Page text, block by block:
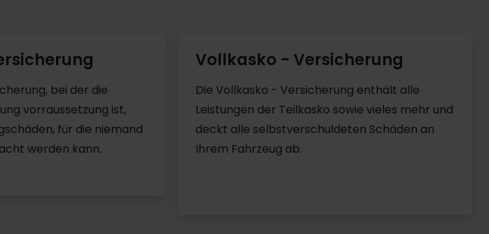
bei der die
vorraussetzung ist,
für die niemand
werden kann.
Vollkasko - Versicherung
Die Vollkasko - Versicherung enthält alle
Leistungen der Teilkasko sowie vieles mehr und
deckt alle selbstverschuldeten Schäden an
Ihrem Fahrzeug ab.